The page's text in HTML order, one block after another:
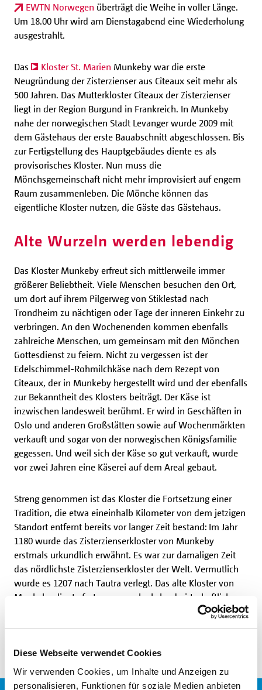
Diese Webseite verwendet Cookies
Wir verwenden Cookies, um Inhalte und Anzeigen zu
personalisieren, Funktionen für soziale Medien anbieten
EWTN Norwegen überträgt die Weihe in voller Länge.
Um 18.00 Uhr wird am Dienstagabend eine Wiederholung
ausgestrahlt.
Das Kloster St. Marien Munkeby war die erste
Neugründung der Zisterzienser aus Cîteaux seit mehr als
500 Jahren. Das Mutterkloster Cîteaux der Zisterzienser
liegt in der Region Burgund in Frankreich. In Munkeby
nahe der norwegischen Stadt Levanger wurde 2009 mit
dem Gästehaus der erste Bauabschnitt abgeschlossen. Bis
zur Fertigstellung des Hauptgebäudes diente es als
provisorisches Kloster. Nun muss die
Mönchsgemeinschaft nicht mehr improvisiert auf engem
Raum zusammenleben. Die Mönche können das
eigentliche Kloster nutzen, die Gäste das Gästehaus.
Alte Wurzeln werden lebendig
Das Kloster Munkeby erfreut sich mittlerweile immer
größerer Beliebtheit. Viele Menschen besuchen den Ort,
um dort auf ihrem Pilgerweg von Stiklestad nach
Trondheim zu nächtigen oder Tage der inneren Einkehr zu
verbringen. An den Wochenenden kommen ebenfalls
zahlreiche Menschen, um gemeinsam mit den Mönchen
Gottesdienst zu feiern. Nicht zu vergessen ist der
Edelschimmel-Rohmilchkäse nach dem Rezept von
Cîteaux, der in Munkeby hergestellt wird und der ebenfalls
zur Bekanntheit des Klosters beiträgt. Der Käse ist
inzwischen landesweit berühmt. Er wird in Geschäften in
Oslo und anderen Großstätten sowie auf Wochenmärkten
verkauft und sogar von der norwegischen Königsfamilie
gegessen. Und weil sich der Käse so gut verkauft, wurde
vor zwei Jahren eine Käserei auf dem Areal gebaut.
Streng genommen ist das Kloster die Fortsetzung einer
Tradition, die etwa eineinhalb Kilometer von dem jetzigen
Standort entfernt bereits vor langer Zeit bestand: Im Jahr
1180 wurde das Zisterzienserkloster von Munkeby
erstmals urkundlich erwähnt. Es war zur damaligen Zeit
das nördlichste Zisterzienserkloster der Welt. Vermutlich
wurde es 1207 nach Tautra verlegt. Das alte Kloster von
Munkeby diente fortan nur noch als landwirtschaftliche
Außenstelle. Historiker gehen davon aus, dass ein
Versuch, das Kloster um 1470 wiederzubeleben,